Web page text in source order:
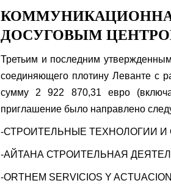
ДОСУГОВЫМ
Третьим и последним
соединяющего плотину Леванте с
сумму 2 922 870,31 евро
приглашение было направлено
-СТРОИТЕЛЬНЫЕ ТЕХНОЛОГИИ
-АЙТАНА СТРОИТЕЛЬНАЯ
-ORTHEM SERVICIOS Y